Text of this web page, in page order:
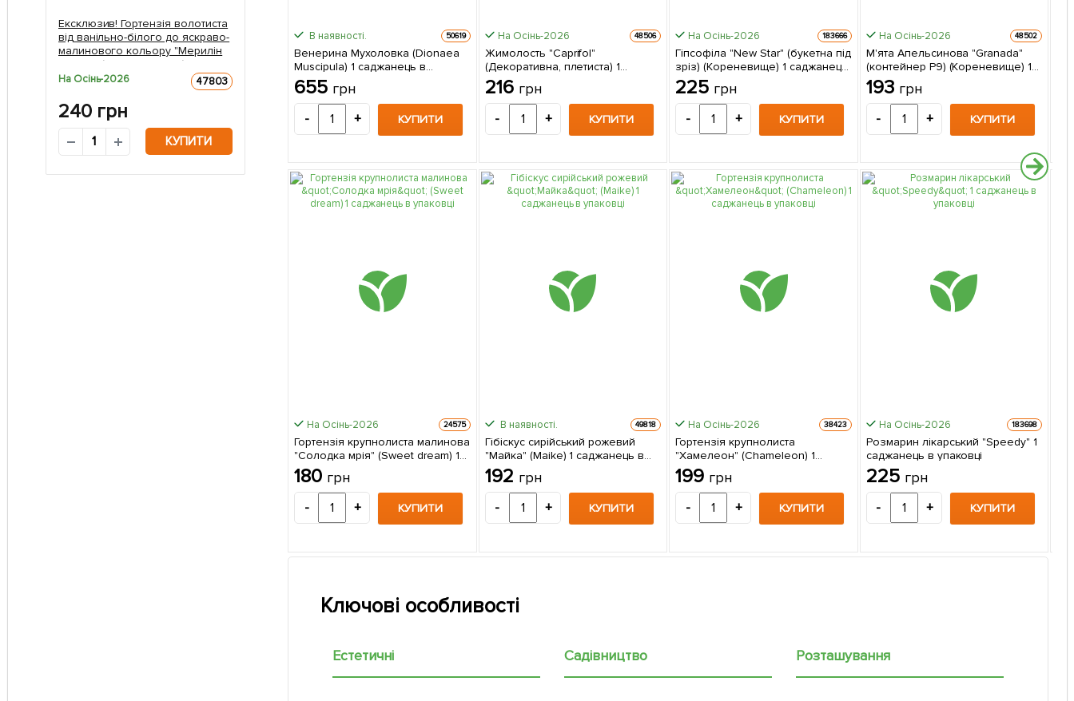
Ексклюзив! Гортензія волотиста
від ванільно-білого до яскраво-
малинового кольору "Мерилін
Монро" (Marilyn Monroe)
(преміальний, рясно сорт) 1
На Осінь-2026 47803
240грн
КУПИТИ
В наявності. 50619
Венерина Мухоловка (Dionaea
Muscipula) 1 саджанець в
упаковці (кімнатний) Нідерланди
655 грн
- + КУПИТИ
На Осінь-2026 48506
Жимолость "Caprifol"
(Декоративна, плетиста) 1
саджанець в упаковці
216 грн
- + КУПИТИ
На Осінь-2026 183666
Гіпсофіла "New Star" (букетна під
зріз) (Кореневище) 1 саджанець
в упаковці
225 грн
- + КУПИТИ
На Осінь-2026 48502
М'ята Апельсинова "Granada"
(контейнер Р9) (Кореневище) 1
саджанець в упаковці
193 грн
- + КУПИТИ
На Осінь-2026 24575
Гортензія крупнолиста малинова
"Солодка мрія" (Sweet dream) 1
саджанець в упаковці
180 грн
- + КУПИТИ
В наявності. 49818
Гібіскус сирійський рожевий
"Майка" (Maike) 1 саджанець в
упаковці
192 грн
- + КУПИТИ
На Осінь-2026 38423
Гортензія крупнолиста
"Хамелеон" (Chameleon) 1
саджанець в упаковці
199 грн
- + КУПИТИ
На Осінь-2026 183698
Розмарин лікарський "Speedy" 1
саджанець в упаковці
225 грн
- + КУПИТИ
Ключові особливості
Естетичні Садівництво Розташування